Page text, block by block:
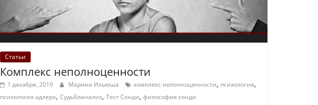
Статьи
Комплекс неполноценности
1 декабря, 2019 Марина Ильюша комплекс неполноценности, психология,
психология адлера, Судьбоанализ, Тест Сонди, философия сонди